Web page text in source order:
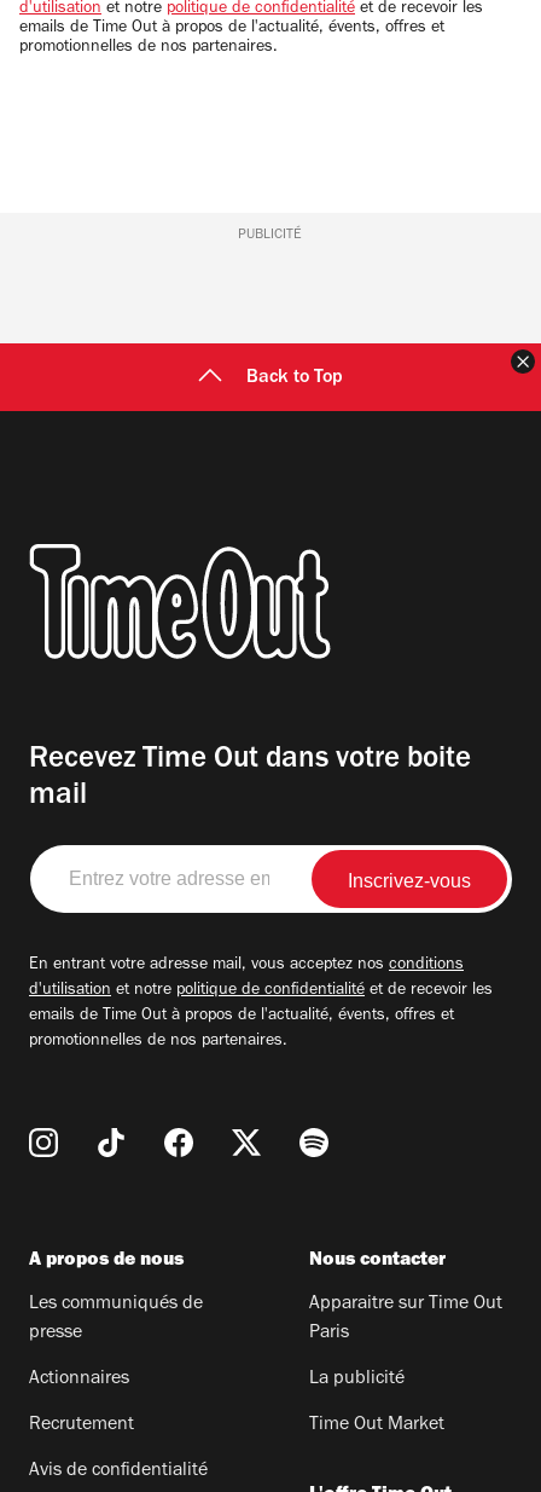
d'utilisation et notre politique de confidentialité et de recevoir les
emails de Time Out à propos de l'actualité, évents, offres et
promotionnelles de nos partenaires.
PUBLICITÉ
Back to Top
Recevez Time Out dans votre boite
mail
Entrez
votre
adresse
En entrant votre adresse mail, vous acceptez nos conditions
d'utilisation et notre politique de confidentialité et de recevoir les
emails de Time Out à propos de l'actualité, évents, offres et
promotionnelles de nos partenaires.
A propos de nous
Les communiqués de
presse
Actionnaires
Recrutement
Avis de confidentialité
Nous contacter
Apparaitre sur Time Out
Paris
La publicité
Time Out Market